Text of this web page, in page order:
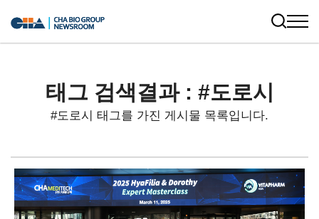
태그 검색결과 : #도로시
#도로시 태그를 가진 게시물 목록입니다.